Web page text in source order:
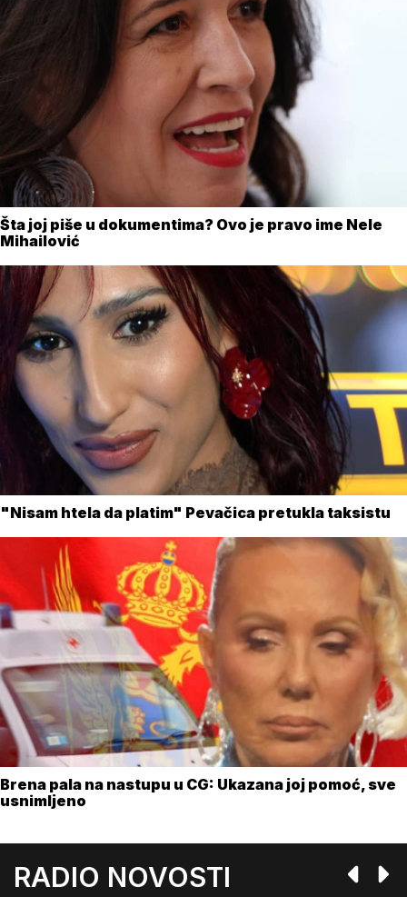
Šta joj piše u dokumentima? Ovo je pravo ime Nele
Mihailović
"Nisam htela da platim" Pevačica pretukla taksistu
Brena pala na nastupu u CG: Ukazana joj pomoć, sve
usnimljeno
RADIO NOVOSTI